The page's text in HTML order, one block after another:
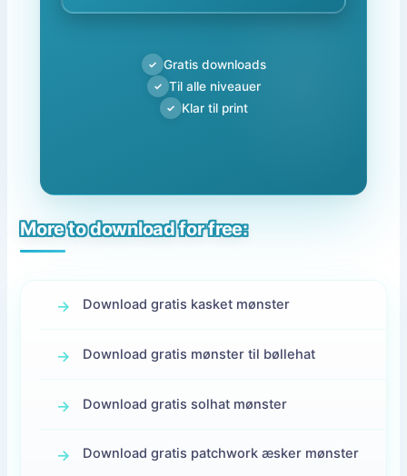
✓ Gratis downloads
✓ Til alle niveauer
✓ Klar til print
More to download for free:
Download gratis kasket mønster
Download gratis mønster til bøllehat
Download gratis solhat mønster
Download gratis patchwork æsker mønster